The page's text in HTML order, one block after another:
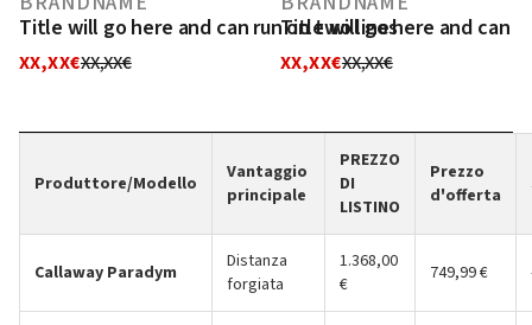
Title will go here and can run on two lines
XX,XX€XX,XX€
Title will go here and can
XX,XX€XX,XX€
Produttore/Modello
Vantaggio
principale
PREZZO
DI
LISTINO
Prezzo
d'offerta
Callaway Paradym
Distanza
forgiata
1.368,00
€
749,99 €